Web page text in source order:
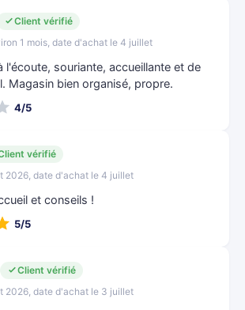
Client vérifié
1 mois, date d'achat le 4 juillet
l'écoute, souriante, accueillante et de
Magasin bien organisé, propre.
4/5
vérifié
2026, date d'achat le 4 juillet
et conseils !
5/5
Client vérifié
2026, date d'achat le 3 juillet